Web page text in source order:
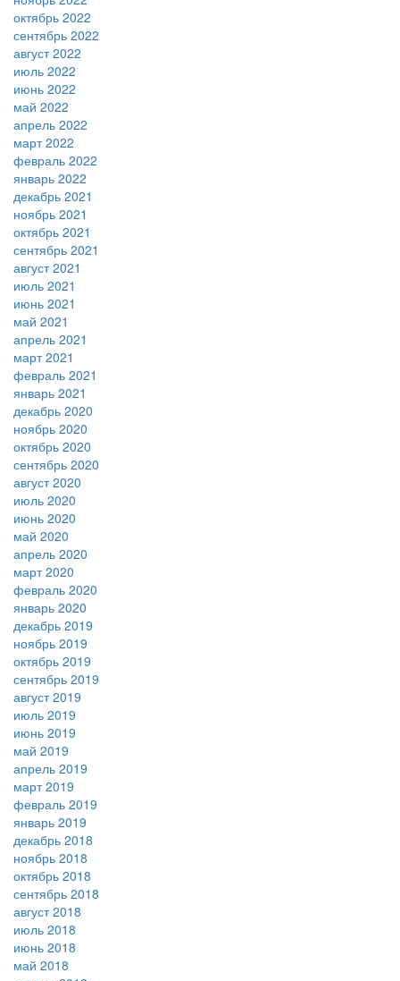
октябрь 2022
сентябрь 2022
август 2022
июль 2022
июнь 2022
май 2022
апрель 2022
март 2022
февраль 2022
январь 2022
декабрь 2021
ноябрь 2021
октябрь 2021
сентябрь 2021
август 2021
июль 2021
июнь 2021
май 2021
апрель 2021
март 2021
февраль 2021
январь 2021
декабрь 2020
ноябрь 2020
октябрь 2020
сентябрь 2020
август 2020
июль 2020
июнь 2020
май 2020
апрель 2020
март 2020
февраль 2020
январь 2020
декабрь 2019
ноябрь 2019
октябрь 2019
сентябрь 2019
август 2019
июль 2019
июнь 2019
май 2019
апрель 2019
март 2019
февраль 2019
январь 2019
декабрь 2018
ноябрь 2018
октябрь 2018
сентябрь 2018
август 2018
июль 2018
июнь 2018
май 2018